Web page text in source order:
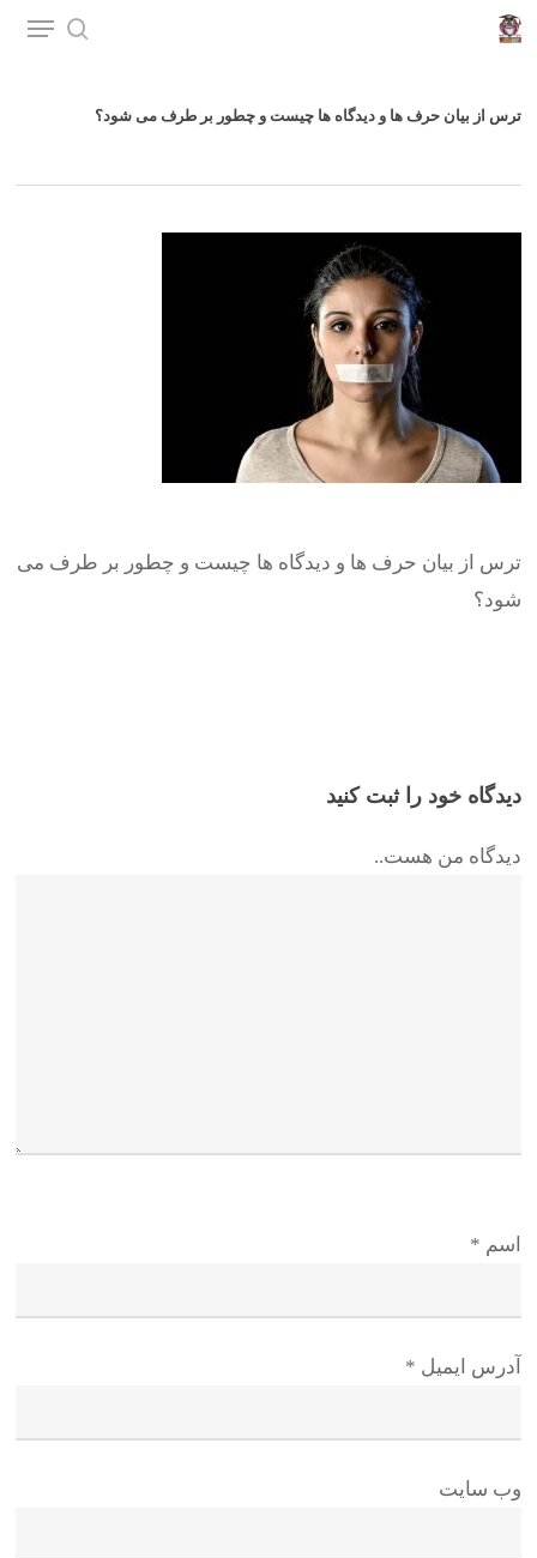
ترس از بیان حرف ها و دیدگاه ها چیست و چطور بر طرف می شود؟
ترس از بیان حرف ها و دیدگاه ها چیست و چطور بر طرف می
شود؟
دیدگاه خود را ثبت کنید
دیدگاه من هست..
اسم *
آدرس ایمیل *
وب سایت